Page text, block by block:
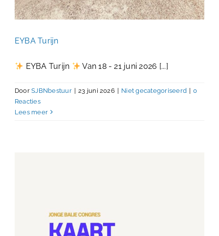
EYBA Turijn
EYBA Turijn Van 18 - 21 juni 2026 [...]
DoorSJBNbestuur 23 juni 2026 Niet gecategoriseerd
0
Reacties
Lees meer